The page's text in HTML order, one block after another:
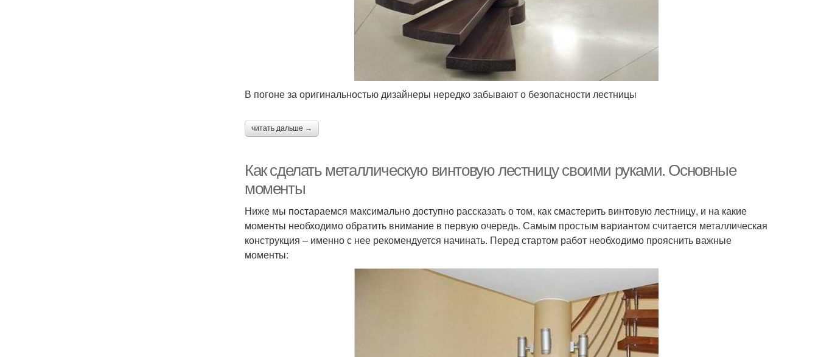
В погоне за оригинальностью дизайнеры нередко забывают о безопасности лестницы
читать дальше →
Как сделать металлическую винтовую лестницу своими руками. Основные
моменты
Ниже мы постараемся максимально доступно рассказать о том, как смастерить винтовую лестницу, и на какие
моменты необходимо обратить внимание в первую очередь. Самым простым вариантом считается металлическая
конструкция – именно с нее рекомендуется начинать. Перед стартом работ необходимо прояснить важные
моменты: